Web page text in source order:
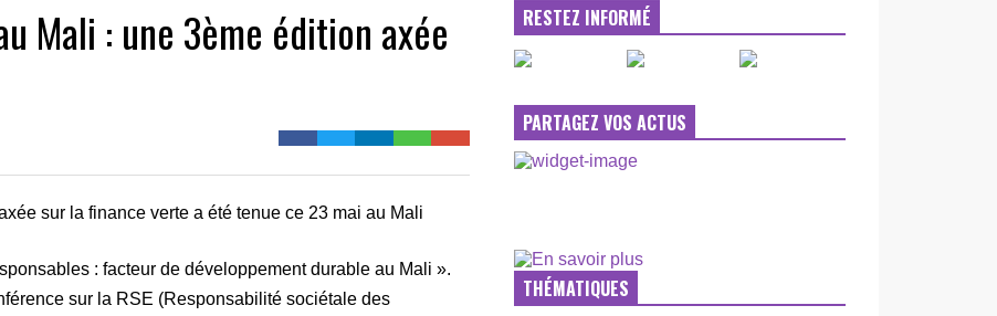
Mali : une 3ème édition axée
sur la finance verte a été tenue ce 23 mai au Mali
: facteur de développement durable au Mali ».
sur la RSE (Responsabilité sociétale des
RESTEZ INFORMÉ
PARTAGEZ VOS ACTUS
THÉMATIQUES